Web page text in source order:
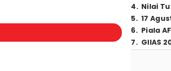
4. Nilai
5. 17
6. Piala
7. GIIAS